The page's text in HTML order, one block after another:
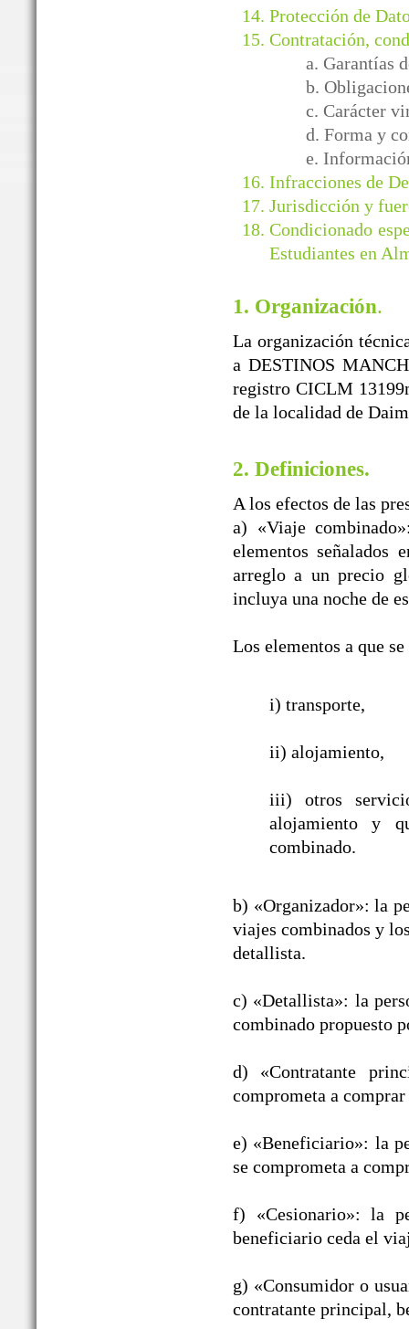
Protección de
Contratación,
a. Garantías
b.
c. Carácter
d. Forma y
e.
Infracciones de
Jurisdicción y
Condicionado
Estudiantes en
1. Organización.
La organización
a DESTINOS
registro CICLM
de la localidad de
2. Definiciones.
A los efectos de las
a) «Viaje
elementos señalados
arreglo a un precio
incluya una noche de
Los elementos a que
i) transporte,
ii) alojamiento,
iii) otros
alojamiento y
combinado.
b) «Organizador»: la
viajes combinados y
detallista.
c) «Detallista»: la
combinado propuesto
d) «Contratante
comprometa a
e) «Beneficiario»: la
se comprometa a
f) «Cesionario»: la
beneficiario ceda el
g) «Consumidor o
contratante principal,